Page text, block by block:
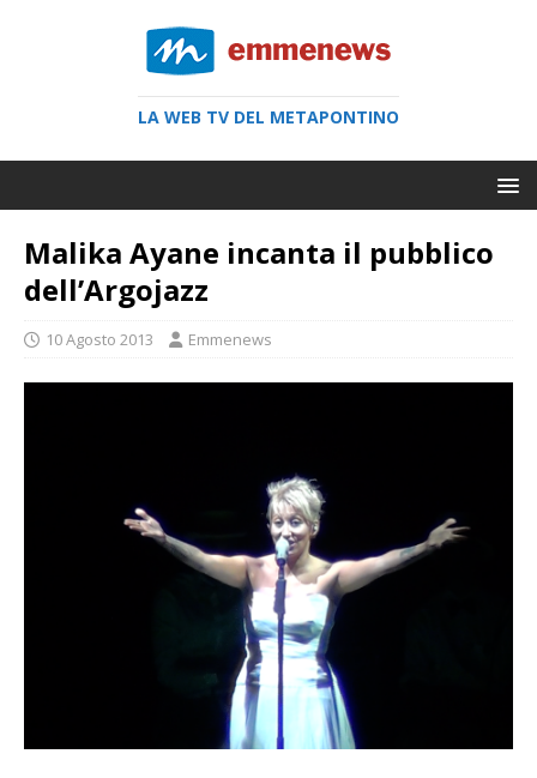
LA WEB TV DEL METAPONTINO
Malika Ayane incanta il pubblico
dell’Argojazz
10 Agosto 2013 Emmenews